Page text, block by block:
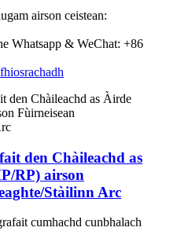
airson ceistean:
Whatsapp & WeChat: +86
den Chàileachd as
RP) airson
Stàilinn Arc
cumhachd cunbhalach